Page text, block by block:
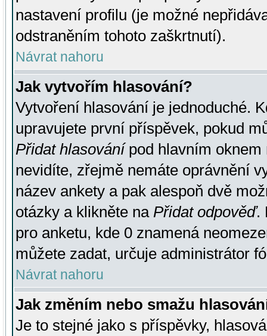
nastavení profilu (je možné
odstraněním tohoto zaškrtnutí).
Návrat nahoru
Jak vytvořím hlasování?
Vytvoření hlasování je jednoduché.
upravujete první příspěvek, pokud
Přidat hlasovánípod hlavním oknem
nevidíte, zřejmě nemáte oprávnění
název ankety a pak alespoň dvě
otázky a klikněte na Přidat odpověď.
pro anketu, kde 0 znamená
můžete zadat, určuje administrátor
Návrat nahoru
Jak změním nebo smažu
Je to stejné jako s příspěvky,